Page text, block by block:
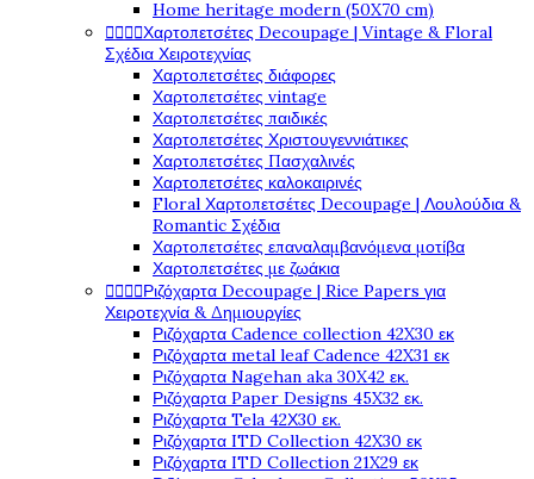
Home heritage modern (50X70 cm)
Χαρτοπετσέτες Decoupage | Vintage & Floral
Σχέδια Χειροτεχνίας
Χαρτοπετσέτες διάφορες
Χαρτοπετσέτες vintage
Χαρτοπετσέτες παιδικές
Χαρτοπετσέτες Χριστουγεννιάτικες
Χαρτοπετσέτες Πασχαλινές
Χαρτοπετσέτες καλοκαιρινές
Floral Χαρτοπετσέτες Decoupage | Λουλούδια &
Romantic Σχέδια
Χαρτοπετσέτες επαναλαμβανόμενα μοτίβα
Χαρτοπετσέτες με ζωάκια
Ριζόχαρτα Decoupage | Rice Papers για
Χειροτεχνία & Δημιουργίες
Ριζόχαρτα Cadence collection 42X30 εκ
Ριζόχαρτα metal leaf Cadence 42X31 εκ
Ριζόχαρτα Nagehan aka 30X42 εκ.
Ριζόχαρτα Paper Designs 45X32 εκ.
Ριζόχαρτα Tela 42Χ30 εκ.
Ριζόχαρτα ITD Collection 42X30 εκ
Ριζόχαρτα ITD Collection 21X29 εκ